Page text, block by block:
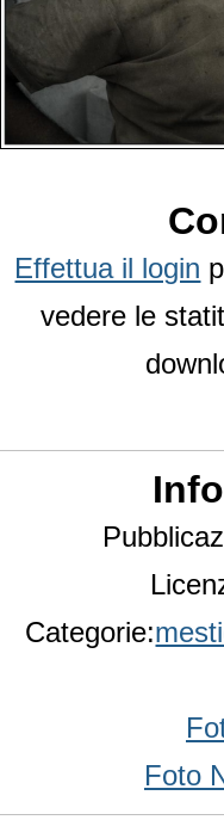
Effettua il login
vedere le
Categorie:
Foto